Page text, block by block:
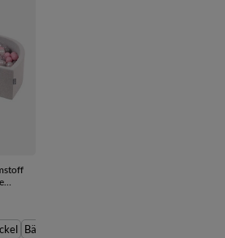
puderrosa,
Bällebad (200 Bälle) + Zwickel